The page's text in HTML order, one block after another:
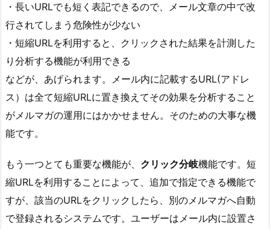
・長いURLでも短く表記できるので、メール文章の中で改
行されてしまう危険性が少ない
・短縮URLを利用すると、クリックされた結果を計測した
り分析する機能が利用できる
などが、あげられます。メール内に記載するURL(アドレ
ス）は全て短縮URLに置き換えてその効果を分析すること
がメルマガの運用にはかかせません。そのための大事な機
能です。
もう一つとても重要な機能が、 クリック分岐機能です。短
縮URLを利用することによって、追加で指定できる機能で
すが、該当のURLをクリックしたら、別のメルマガへ自動
で登録されるシステムです。ユーザーはメール内に設置さ